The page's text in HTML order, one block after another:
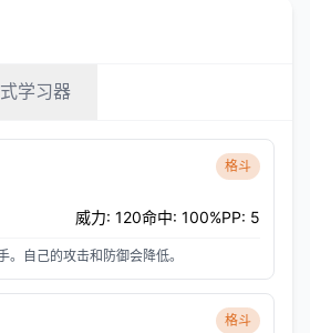
学习器
格斗
威力: 120命中: 100%PP: 5
。自己的攻击和防御会降低。
格斗